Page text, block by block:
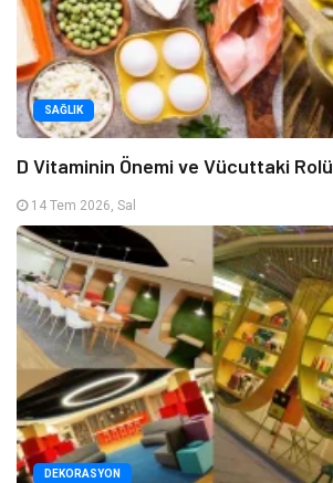
SAĞLIK
D Vitaminin Önemi ve Vücuttaki Rolü
14 Tem 2026, Sal
DEKORASYON